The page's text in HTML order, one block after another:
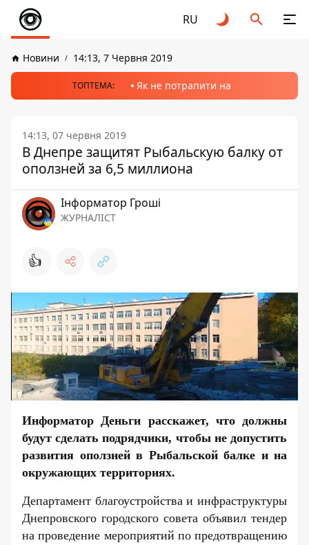
RU
Новини 14:13, 7 Червня 2019
ТОПТЕМА: Як не потрапити на
14:13, 07 червня 2019
В Днепре защитят Рыбальскую балку от
оползней за 6,5 миллиона
Інформатор Гроші
ЖУРНАЛІСТ
👍
Информатор Деньги расскажет, что должны
будут сделать подрядчики, чтобы не допустить
развития оползней в Рыбальской балке и на
окружающих территориях.
Департамент благоустройства и инфраструктуры
Днепровского городского совета объявил тендер
на проведение мероприятий по предотвращению